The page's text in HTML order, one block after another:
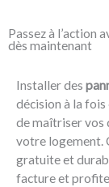
Passez à l’action
dès maintenant
Installer des
décision à la
de maîtriser vos
votre logement.
gratuite et
facture et